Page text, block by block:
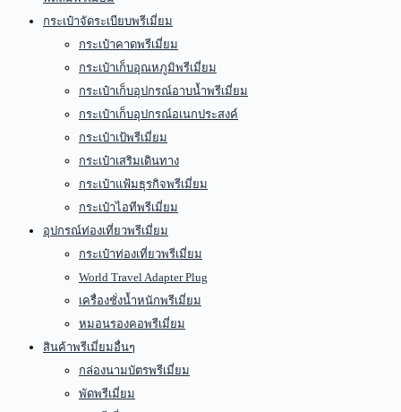
กระเป๋าจัดระเบียบพรีเมี่ยม
กระเป๋าคาดพรีเมี่ยม
กระเป๋าเก็บอุณหภูมิพรีเมี่ยม
กระเป๋าเก็บอุปกรณ์อาบน้ำพรีเมี่ยม
กระเป๋าเก็บอุปกรณ์อเนกประสงค์
กระเป๋าเป้พรีเมี่ยม
กระเป๋าเสริมเดินทาง
กระเป๋าแฟ้มธุรกิจพรีเมี่ยม
กระเป๋าไอทีพรีเมี่ยม
อุปกรณ์ท่องเที่ยวพรีเมี่ยม
กระเป๋าท่องเที่ยวพรีเมี่ยม
World Travel Adapter Plug
เครื่องชั่งน้ำหนักพรีเมี่ยม
หมอนรองคอพรีเมี่ยม
สินค้าพรีเมี่ยมอื่นๆ
กล่องนามบัตรพรีเมี่ยม
พัดพรีเมี่ยม